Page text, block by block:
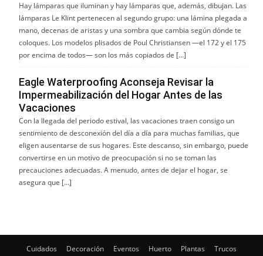
Hay lámparas que iluminan y hay lámparas que, además, dibujan. Las
lámparas Le Klint pertenecen al segundo grupo: una lámina plegada a
mano, decenas de aristas y una sombra que cambia según dónde te
coloques. Los modelos plisados de Poul Christiansen —el 172 y el 175
por encima de todos— son los más copiados de […]
Eagle Waterproofing Aconseja Revisar la
Impermeabilización del Hogar Antes de las
Vacaciones
Con la llegada del periodo estival, las vacaciones traen consigo un
sentimiento de desconexión del día a día para muchas familias, que
eligen ausentarse de sus hogares. Este descanso, sin embargo, puede
convertirse en un motivo de preocupación si no se toman las
precauciones adecuadas. A menudo, antes de dejar el hogar, se
asegura que […]
Cuidados Decoración Eventos Huerto Plantas Trucos